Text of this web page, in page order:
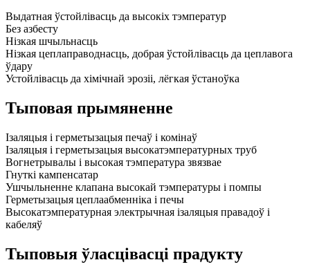
Выдатная ўстойлівасць да высокіх тэмператур
Без азбесту
Нізкая шчыльнасць
Нізкая цеплаправоднасць, добрая ўстойлівасць да цеплавога
ўдару
Устойлівасць да хімічнай эрозіі, лёгкая ўстаноўка
Тыповая прымяненне
Ізаляцыя і герметызацыя печаў і комінаў
Ізаляцыя і герметызацыя высокатэмпературных труб
Вогнетрывалы і высокая тэмпература звязвае
Гнуткі кампенсатар
Ушчыльненне клапана высокай тэмпературы і помпы
Герметызацыя цеплаабменніка і печы
Высокатэмпературная электрычная ізаляцыя правадоў і
кабеляў
Тыповыя ўласцівасці прадукту